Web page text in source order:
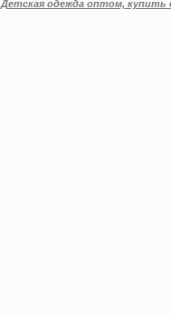
Детская одежда оптом,